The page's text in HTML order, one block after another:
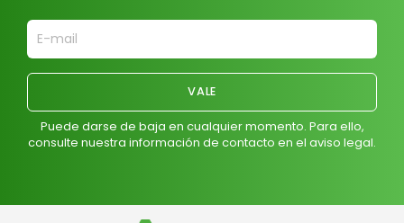
Puede darse de baja en cualquier momento. Para ello,
consulte nuestra información de contacto en el aviso legal.